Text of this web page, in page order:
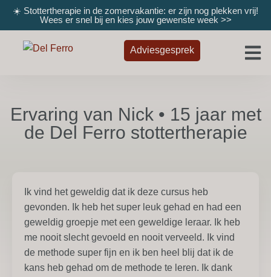
☀️ Stottertherapie in de zomervakantie: er zijn nog plekken vrij!
Wees er snel bij en kies jouw gewenste week >>
Adviesgesprek
Ervaring van Nick • 15 jaar met
de Del Ferro stottertherapie
Ik vind het geweldig dat ik deze cursus heb
gevonden. Ik heb het super leuk gehad en had een
geweldig groepje met een geweldige leraar. Ik heb
me nooit slecht gevoeld en nooit verveeld. Ik vind
de methode super fijn en ik ben heel blij dat ik de
kans heb gehad om de methode te leren. Ik dank